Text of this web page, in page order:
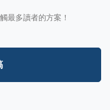
最多讀者的方案！